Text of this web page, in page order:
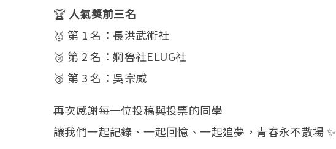
🏆 人氣獎前三名
🥇 第 1 名：長洪武術社
🥈 第 2 名：婀魯社ELUG社
🥉 第 3 名：吳宗威
再次感謝每一位投稿與投票的同學
讓我們一起記錄、一起回憶、一起追夢，青春永不散場 ✨